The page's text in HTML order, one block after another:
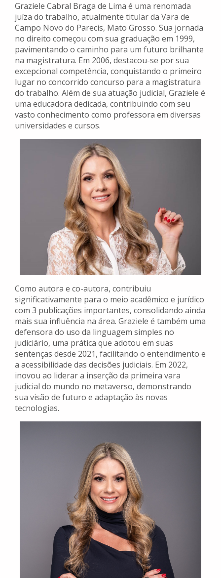
Graziele Cabral Braga de Lima é uma renomada
juíza do trabalho, atualmente titular da Vara de
Campo Novo do Parecis, Mato Grosso. Sua jornada
no direito começou com sua graduação em 1999,
pavimentando o caminho para um futuro brilhante
na magistratura. Em 2006, destacou-se por sua
excepcional competência, conquistando o primeiro
lugar no concorrido concurso para a magistratura
do trabalho. Além de sua atuação judicial, Graziele é
uma educadora dedicada, contribuindo com seu
vasto conhecimento como professora em diversas
universidades e cursos.
Como autora e co-autora, contribuiu
significativamente para o meio acadêmico e jurídico
com 3 publicações importantes, consolidando ainda
mais sua influência na área. Graziele é também uma
defensora do uso da linguagem simples no
judiciário, uma prática que adotou em suas
sentenças desde 2021, facilitando o entendimento e
a acessibilidade das decisões judiciais. Em 2022,
inovou ao liderar a inserção da primeira vara
judicial do mundo no metaverso, demonstrando
sua visão de futuro e adaptação às novas
tecnologias.